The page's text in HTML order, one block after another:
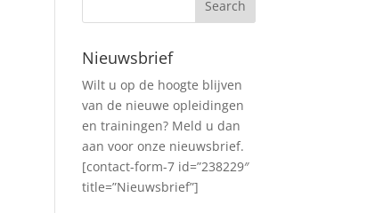
Nieuwsbrief
Wilt u op de hoogte blijven
van de nieuwe opleidingen
en trainingen? Meld u dan
aan voor onze nieuwsbrief.
[contact-form-7 id=”238229″
title=”Nieuwsbrief”]